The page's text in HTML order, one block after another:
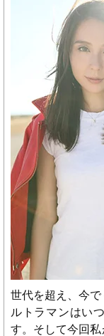
世代を超え、今
ルトラマンはい
す。そして今回